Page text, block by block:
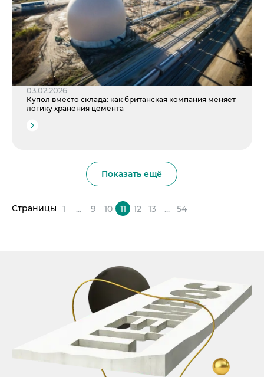
03.02.2026
Купол вместо склада: как британская компания меняет
логику хранения цемента
Показать ещё
Страницы 1 ... 9 10 11 12 13 ... 54